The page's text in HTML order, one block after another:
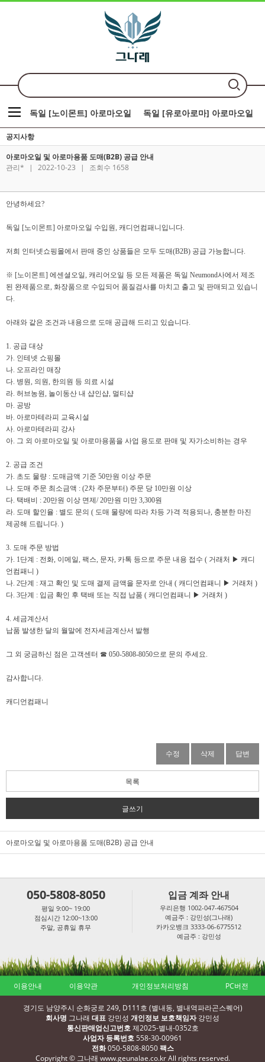
독일 [노이몬트] 아로마오일 독일 [유로아로마] 아로마오일
공지사항
아로마오일 및 아로마용품 도매(B2B) 공급 안내
관리*
| 2022-10-23 | 조회수 1658
안녕하세요?
독일 [노이몬트] 아로마오일 수입원, 캐디언컴패니입니다.
저희 인터넷쇼핑몰에서 판매 중인 상품들은 모두 도매(B2B) 공급 가능합니다.
※ [노이몬트] 에센셜오일, 캐리어오일 등 모든 제품은 독일 Neumond사에서 제조
된 완제품으로, 화장품으로 수입되어 품질검사를 마치고 출고 및 판매되고 있습니
다.
아래와 같은 조건과 내용으로 도매 공급해 드리고 있습니다.
1. 공급 대상
가. 인테넷 쇼핑몰
나. 오프라인 매장
다. 병원, 의원, 한의원 등 의료 시설
라. 허브농원, 놀이동산 내 샵인샵, 멀티샵
마. 공방
바. 아로마테라피 교육시설
사. 아로마테라피 강사
아. 그 외 아로마오일 및 아로마용품을 사업 용도로 판매 및 자가소비하는 경우
2. 공급 조건
가. 초도 물량 : 도매금액 기준 50만원 이상 주문
나. 도매 주문 최소금액 : (2차 주문부터) 주문 당 10만원 이상
다. 택배비 : 20만원 이상 면제/ 20만원 미만 3,300원
라. 도매 할인율 : 별도 문의 ( 도매 물량에 따라 차등 가격 적용되나, 충분한 마진
제공해 드립니다. )
3. 도매 주문 방법
가. 1단계 : 전화, 이메일, 팩스, 문자, 카톡 등으로 주문 내용 접수 ( 거래처 ▶ 캐디
언컴패니 )
나. 2단계 : 재고 확인 및 도매 결제 금액을 문자로 안내 ( 캐디언컴패니 ▶ 거래처 )
다. 3단계 : 입금 확인 후 택배 또는 직접 납품 ( 캐디언컴패니 ▶ 거래처 )
4. 세금계산서
납품 발생한 달의 월말에 전자세금계산서 발행
그 외 궁금하신 점은 고객센터 ☎ 050-5808-8050으로 문의 주세요.
감사합니다.
캐디언컴패니
수정 삭제 답변
목록
글쓰기
아로마오일 및 아로마용품 도매(B2B) 공급 안내
050-5808-8050
평일 9:00~ 19:00
점심시간 12:00~13:00
주말, 공휴일 휴무
입금 계좌 안내
우리은행 1002-047-467504
예금주 : 강민성(그나래)
카카오뱅크 3333-06-6775512
예금주 : 강민성
이용안내 이용약관 개인정보처리방침 PC버전
경기도 남양주시 순화궁로 249, D111호 (별내동, 별내역파라곤스퀘어)
회사명 그나래 대표 강민성 개인정보 보호책임자강민성
통신판매업신고번호제2025-별내-0352호
사업자 등록번호558-30-00961
전화050-5808-8050팩스
Copyright © 그나래 www.geunalae.co.kr All rights reserved.